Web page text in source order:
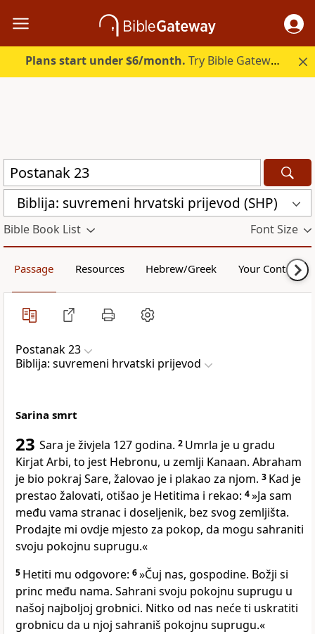
Plans start under $6/month. Try Bible Gateway Plus.
Biblija: suvremeni hrvatski prijevod (SHP)
Bible Book List Font Size
Passage Resources Hebrew/Greek Your Content
Postanak 23
Biblija: suvremeni hrvatski prijevod
Sarina smrt
23 Sara je živjela 127 godina. 2 Umrla je u gradu
Kirjat Arbi, to jest Hebronu, u zemlji Kanaan. Abraham
je bio pokraj Sare, žalovao je i plakao za njom. 3 Kad je
prestao žalovati, otišao je Hetitima i rekao: 4»Ja sam
među vama stranac i doseljenik, bez svog zemljišta.
Prodajte mi ovdje mjesto za pokop, da mogu sahraniti
svoju pokojnu suprugu.«
5 Hetiti mu odgovore: 6»Čuj nas, gospodine. Božji si
princ među nama. Sahrani svoju pokojnu suprugu u
našoj najboljoj grobnici. Nitko od nas neće ti uskratiti
grobnicu da u njoj sahraniš pokojnu suprugu.«